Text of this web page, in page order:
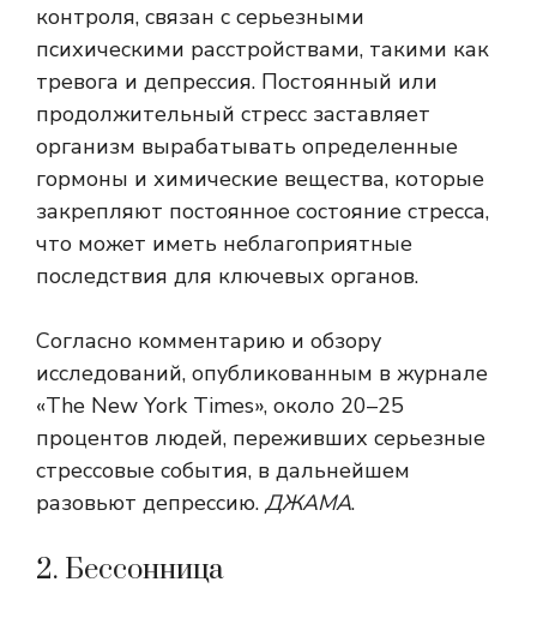
контроля, связан с серьезными
психическими расстройствами, такими как
тревога и депрессия. Постоянный или
продолжительный стресс заставляет
организм вырабатывать определенные
гормоны и химические вещества, которые
закрепляют постоянное состояние стресса,
что может иметь неблагоприятные
последствия для ключевых органов.
Согласно комментарию и обзору
исследований, опубликованным в журнале
«The New York Times», около 20–25
процентов людей, переживших серьезные
стрессовые события, в дальнейшем
разовьют депрессию. ДЖАМА.
2. Бессонница